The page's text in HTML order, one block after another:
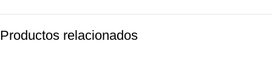
Productos relacionados